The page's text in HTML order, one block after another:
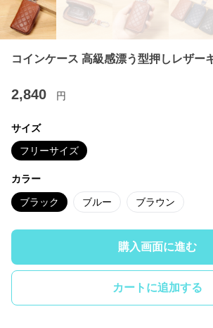
コインケース 高級感漂う型押しレザー
2,840 円
サイズ
フリーサイズ
カラー
ブラック ブルー ブラウン
購入画面に進む
カートに追加する